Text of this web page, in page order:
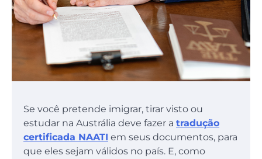
Se você pretende imigrar, tirar visto ou
estudar na Austrália deve fazer a tradução
certificada NAATI em seus documentos, para
que eles sejam válidos no país. E, como